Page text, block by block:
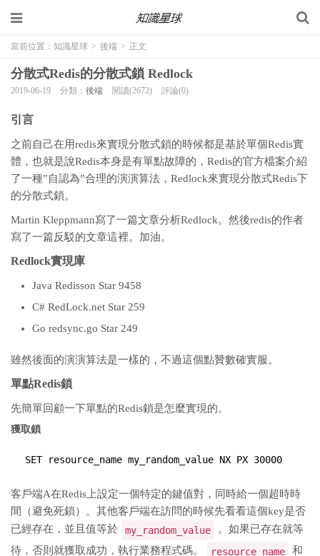
當前位置： 知識星球 > 後端 > 正文
分散式Redis的分散式鎖 Redlock
2019-06-19 分類： 後端 閱讀(2672) 評論(0)
引言
之前自己在用redis來實現分散式鎖的時候都是基於單個Redis實
體，也就是說Redis本身是有單點故障的，Redis的官方檔案介紹
了一種”自認為”合理的演演算法，Redlock來實現分散式Redis下
的分散式鎖。
Martin Kleppmann寫了一篇文章分析Redlock。然後redis的作者
寫了一篇反駁的文章這裡。加油。
Redlock實現庫
Java Redisson Star 9458
C# RedLock.net Star 259
Go redsync.go Star 249
雖然後面的演演算法是一樣的，不過這個點贊數確實服。
單點Redis鎖
先簡單回顧一下單點的Redis鎖是怎麼實現的。
獲取鎖
SET resource_name my_random_value NX PX 30000
客戶端A在Redis上設定一個特定的鍵值對，同時給一個超時時
間（避免死鎖）。其他客戶端在訪問的時候先看看這個key是否
已經存在，並且值等於
my_random_value
。如果已存在就等
待，否則就獲取成功，執行業務程式碼。
resource_name
和